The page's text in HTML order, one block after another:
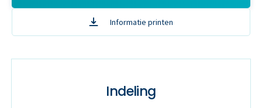
Informatie printen
Indeling